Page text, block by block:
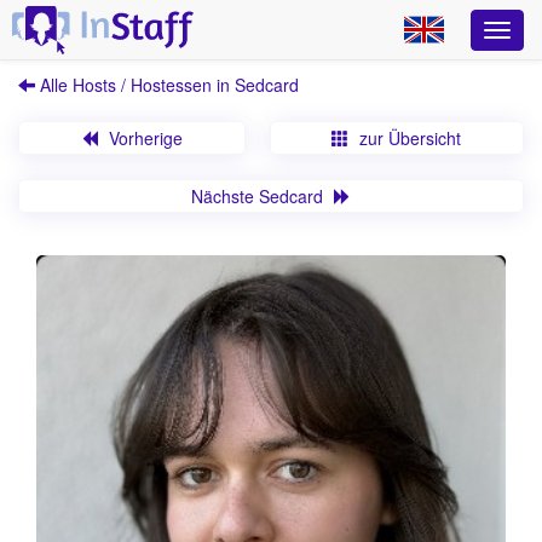
Alle Hosts / Hostessen in Sedcard
Vorherige zur Übersicht
Nächste Sedcard